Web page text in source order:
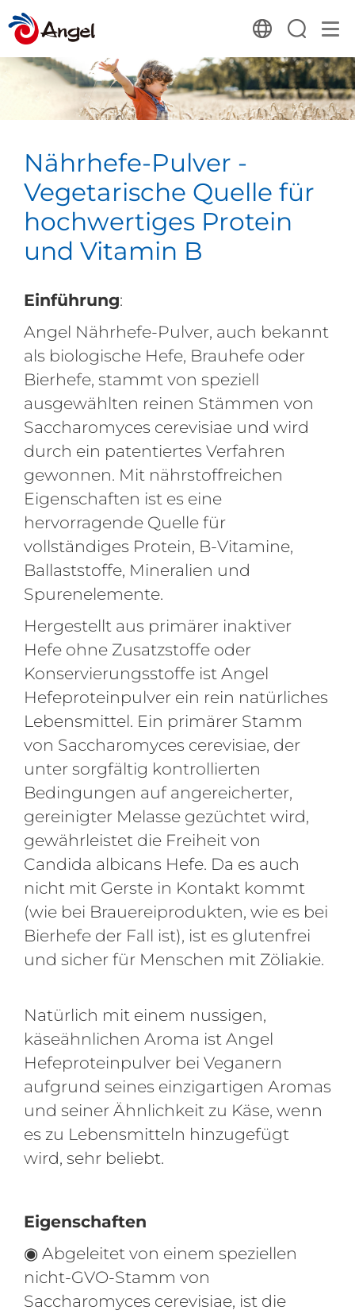
Nährhefe-Pulver -
Vegetarische Quelle für
hochwertiges Protein
und Vitamin B
Einführung:
Angel Nährhefe-Pulver, auch bekannt
als biologische Hefe, Brauhefe oder
Bierhefe, stammt von speziell
ausgewählten reinen Stämmen von
Saccharomyces cerevisiae und wird
durch ein patentiertes Verfahren
gewonnen. Mit nährstoffreichen
Eigenschaften ist es eine
hervorragende Quelle für
vollständiges Protein, B-Vitamine,
Ballaststoffe, Mineralien und
Spurenelemente.
Hergestellt aus primärer inaktiver
Hefe ohne Zusatzstoffe oder
Konservierungsstoffe ist Angel
Hefeproteinpulver ein rein natürliches
Lebensmittel. Ein primärer Stamm
von Saccharomyces cerevisiae, der
unter sorgfältig kontrollierten
Bedingungen auf angereicherter,
gereinigter Melasse gezüchtet wird,
gewährleistet die Freiheit von
Candida albicans Hefe. Da es auch
nicht mit Gerste in Kontakt kommt
(wie bei Brauereiprodukten, wie es bei
Bierhefe der Fall ist), ist es glutenfrei
und sicher für Menschen mit Zöliakie.
Natürlich mit einem nussigen,
käseähnlichen Aroma ist Angel
Hefeproteinpulver bei Veganern
aufgrund seines einzigartigen Aromas
und seiner Ähnlichkeit zu Käse, wenn
es zu Lebensmitteln hinzugefügt
wird, sehr beliebt.
Eigenschaften
◉ Abgeleitet von einem speziellen
nicht-GVO-Stamm von
Saccharomyces cerevisiae, ist die